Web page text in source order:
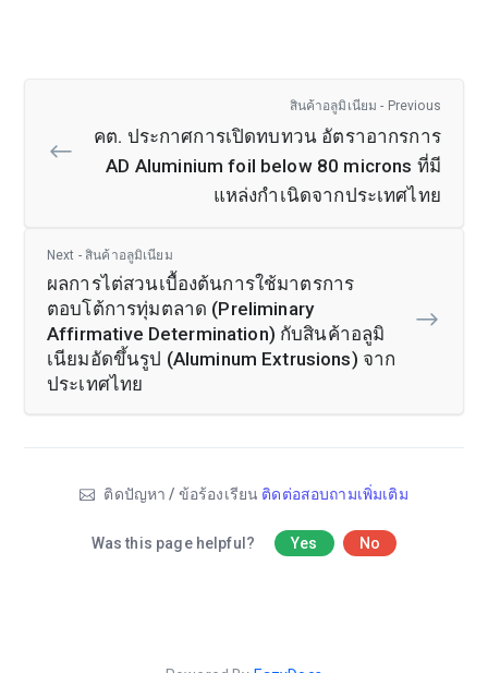
สินค้าอลูมิเนียม - Previous
คต. ประกาศการเปิดทบทวน อัตราอากรการ
AD Aluminium foil below 80 microns ที่มี
แหล่งกำเนิดจากประเทศไทย
Next - สินค้าอลูมิเนียม
ผลการไต่สวนเบื้องต้นการใช้มาตรการ
ตอบโต้การทุ่มตลาด (Preliminary
Affirmative Determination) กับสินค้าอลูมิ
เนียมอัดขึ้นรูป (Aluminum Extrusions) จาก
ประเทศไทย
ติดปัญหา / ข้อร้องเรียน ติดต่อสอบถามเพิ่มเติม
Was this page helpful? Yes No